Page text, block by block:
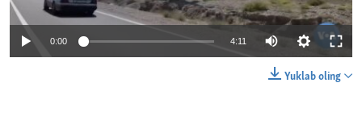
0:00 4:11
Yuklab oling